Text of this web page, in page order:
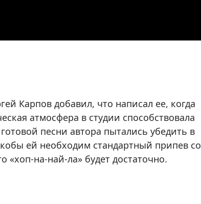
Карпов добавил, что написал ее, когда
атмосфера в студии способствовала
песни автора пытались убедить в
ей необходим стандартный припев со
«хоп-на-най-ла» будет достаточно.